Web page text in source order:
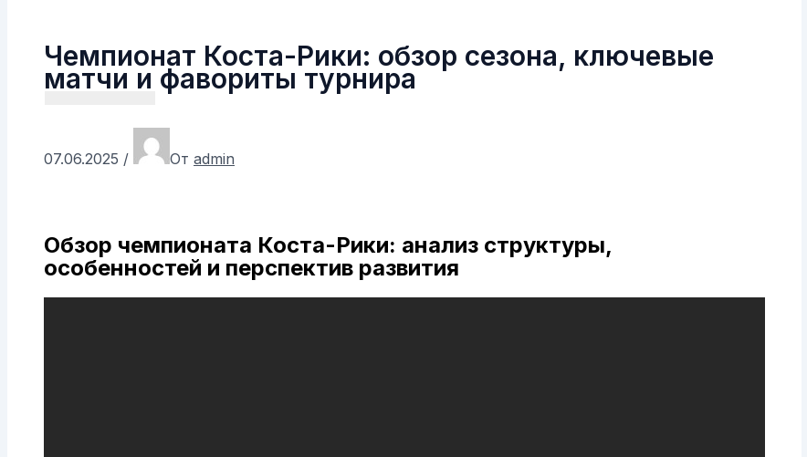
Чемпионат Коста-Рики: обзор сезона, ключевые
матчи и фавориты турнира
07.06.2025 / От admin
Обзор чемпионата Коста-Рики: анализ структуры,
особенностей и перспектив развития